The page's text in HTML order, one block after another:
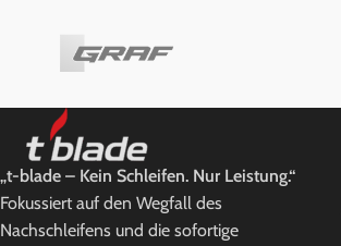
„t-blade – Kein Schleifen. Nur Leistung.“
Fokussiert auf den Wegfall des
Nachschleifens und die sofortige